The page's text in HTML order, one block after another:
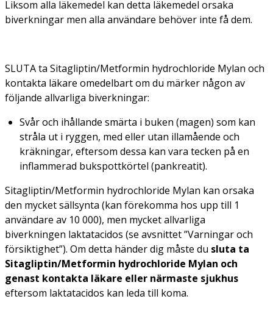
Liksom alla läkemedel kan detta läkemedel orsaka
biverkningar men alla användare behöver inte få dem.
SLUTA ta Sitagliptin/Metformin hydrochloride Mylan och
kontakta läkare omedelbart om du märker någon av
följande allvarliga biverkningar:
Svår och ihållande smärta i buken (magen) som kan
stråla ut i ryggen, med eller utan illamående och
kräkningar, eftersom dessa kan vara tecken på en
inflammerad bukspottkörtel (pankreatit).
Sitagliptin/Metformin hydrochloride Mylan kan orsaka
den mycket sällsynta (kan förekomma hos upp till 1
användare av 10 000), men mycket allvarliga
biverkningen laktatacidos (se avsnittet ”Varningar och
försiktighet”). Om detta händer dig måste du sluta ta
Sitagliptin/Metformin hydrochloride Mylan och
genast kontakta läkare eller närmaste sjukhus
eftersom laktatacidos kan leda till koma.